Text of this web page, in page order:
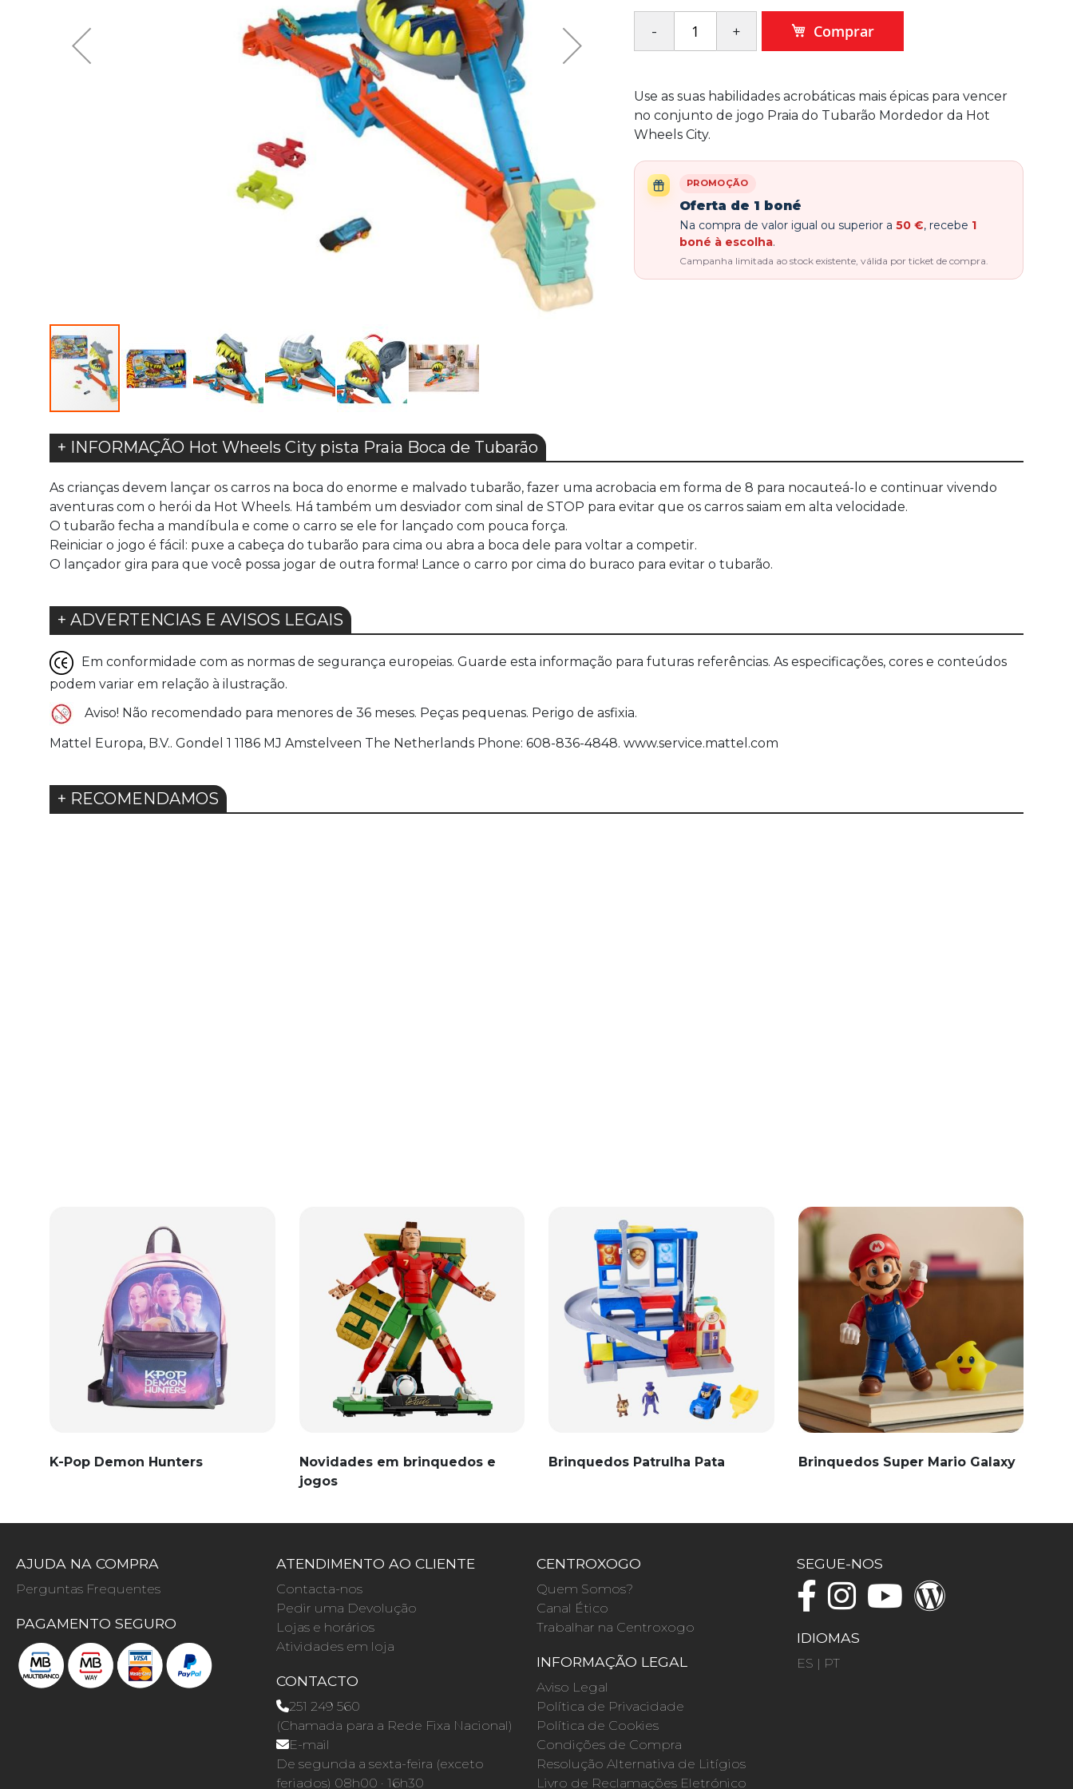
Comprar
Use as suas habilidades acrobáticas mais épicas para vencer
no conjunto de jogo Praia do Tubarão Mordedor da Hot
Wheels City.
PROMOÇÃO
Oferta de 1 boné
Na compra de valor igual ou superior a 50 €, recebe 1
boné à escolha.
Campanha limitada ao stock existente, válida por ticket de compra.
+ INFORMAÇÃO Hot Wheels City pista Praia Boca de Tubarão
As crianças devem lançar os carros na boca do enorme e malvado tubarão, fazer uma acrobacia em forma de 8 para nocauteá-lo e continuar vivendo
aventuras com o herói da Hot Wheels. Há também um desviador com sinal de STOP para evitar que os carros saiam em alta velocidade.
O tubarão fecha a mandíbula e come o carro se ele for lançado com pouca força.
Reiniciar o jogo é fácil: puxe a cabeça do tubarão para cima ou abra a boca dele para voltar a competir.
O lançador gira para que você possa jogar de outra forma! Lance o carro por cima do buraco para evitar o tubarão.
+ ADVERTENCIAS E AVISOS LEGAIS
Em conformidade com as normas de segurança europeias. Guarde esta informação para futuras referências. As especificações, cores e conteúdos
podem variar em relação à ilustração.
Aviso! Não recomendado para menores de 36 meses. Peças pequenas. Perigo de asfixia.
Mattel Europa, B.V.. Gondel 1 1186 MJ Amstelveen The Netherlands Phone: 608-836-4848. www.service.mattel.com
+ RECOMENDAMOS
K-Pop Demon Hunters
Novidades em brinquedos e
jogos
Brinquedos Patrulha Pata Brinquedos Super Mario Galaxy
AJUDA NA COMPRA
Perguntas Frequentes
PAGAMENTO SEGURO
ATENDIMENTO AO CLIENTE
Contacta-nos
Pedir uma Devolução
Lojas e horários
Atividades em loja
CONTACTO
251 249 560
(Chamada para a Rede Fixa Nacional)
E-mail
De segunda a sexta-feira (exceto
feriados) 08h00 · 16h30
CENTROXOGO
Quem Somos?
Canal Ético
Trabalhar na Centroxogo
INFORMAÇÃO LEGAL
Aviso Legal
Política de Privacidade
Política de Cookies
Condições de Compra
Resolução Alternativa de Litígios
Livro de Reclamações Eletrónico
SEGUE-NOS
IDIOMAS
ES | PT